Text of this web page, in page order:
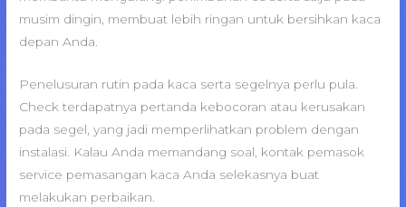
musim dingin, membuat lebih ringan untuk bersihkan kaca
depan Anda.
Penelusuran rutin pada kaca serta segelnya perlu pula.
Check terdapatnya pertanda kebocoran atau kerusakan
pada segel, yang jadi memperlihatkan problem dengan
instalasi. Kalau Anda memandang soal, kontak pemasok
service pemasangan kaca Anda selekasnya buat
melakukan perbaikan.